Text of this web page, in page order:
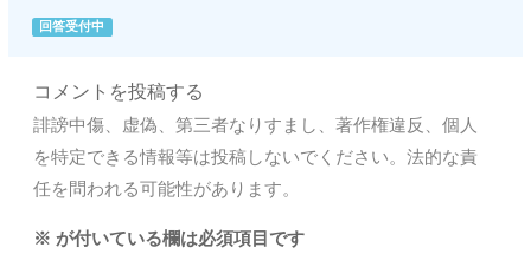
回答受付中
コメントを投稿する
誹謗中傷、虚偽、第三者なりすまし、著作権違反、個人
を特定できる情報等は投稿しないでください。法的な責
任を問われる可能性があります。
※ が付いている欄は必須項目です